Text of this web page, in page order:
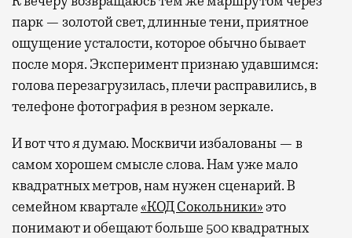
парк — золотой свет, длинные тени, приятное
ощущение усталости, которое обычно бывает
после моря. Эксперимент признаю удавшимся:
голова перезагрузилась, плечи расправились, в
телефоне фотография в резном зеркале.
И вот что я думаю. Москвичи избалованы — в
самом хорошем смысле слова. Нам уже мало
квадратных метров, нам нужен сценарий. В
семейном квартале«КОД Сокольники»это
понимают и обещают больше 500 квадратных